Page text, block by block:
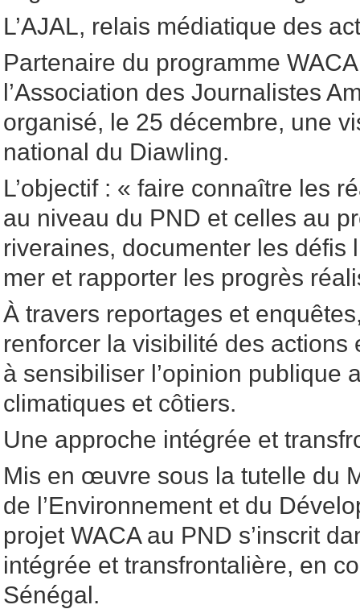
L’AJAL, relais médiatique des
Partenaire du programme
l’Association des Journalistes
organisé, le 25 décembre, une
national du Diawling.
L’objectif : « faire connaître les
au niveau du PND et celles au
riveraines, documenter les défis
mer et rapporter les progrès
À travers reportages et
renforcer la visibilité des actions
à sensibiliser l’opinion publique
climatiques et côtiers.
Une approche intégrée et
Mis en œuvre sous la tutelle du
de l’Environnement et du
projet WACA au PND s’inscrit
intégrée et transfrontalière, en
Sénégal.